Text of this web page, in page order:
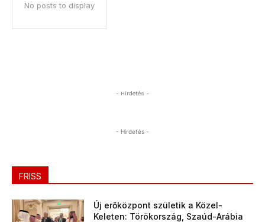
No posts to display
- Hirdetés -
- Hirdetés -
FRISS
Új erőközpont születik a Közel-
Keleten: Törökország, Szaúd-Arábia